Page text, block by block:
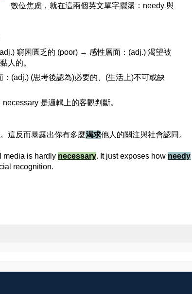
數位焦慮，就在這兩個英文單字擺盪：needy 與
窮困匱乏的 (poor) → 感性層面：(adj.) 渴望被
人的。
(adj.) (思考後認為)必要的、(生活上)不可或缺
是邏輯上的客觀判斷。
這反而暴露出你有多麼渴求他人的關注與社會認同。
media is hardly necessary. It just exposes how needy
recognition.